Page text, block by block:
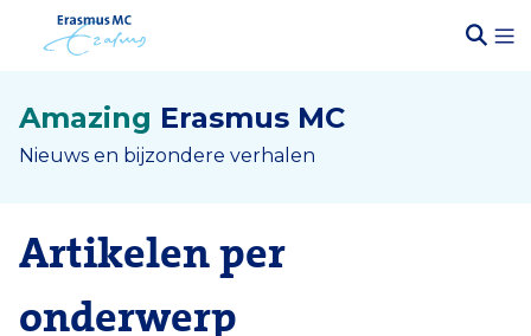
Amazing Erasmus MC
Nieuws en bijzondere verhalen
Artikelen per
onderwerp